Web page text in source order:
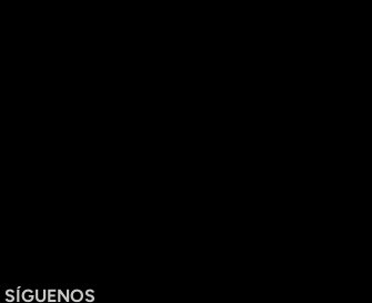
SÍGUENOS